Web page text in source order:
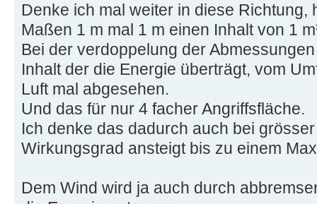
Denke ich mal weiter in diese Richtung,
Maßen 1 m mal 1 m einen Inhalt von 1
Bei der verdoppelung der
Inhalt der die Energie überträgt, vom
Luft mal abgesehen.
Und das für nur 4 facher Angriffsfläche.
Ich denke das dadurch auch bei
Wirkungsgrad ansteigt bis zu einem
Dem Wind wird ja auch durch